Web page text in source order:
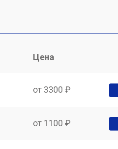
Цена
от 3300 ₽
от 1100 ₽